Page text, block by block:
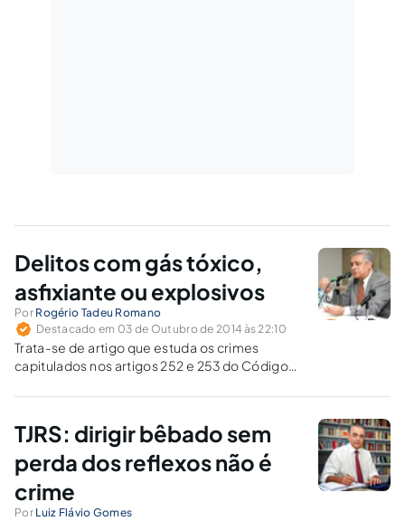
Delitos com gás tóxico,
asfixiante ou explosivos
Por Rogério Tadeu Romano
Destacado em 03 de Outubro de 2014 às 22:10
Trata-se de artigo que estuda os crimes
capitulados nos artigos 252 e 253 do Código
relação a esses delitos.
TJRS: dirigir bêbado sem
perda dos reflexos não é
crime
Por Luiz Flávio Gomes